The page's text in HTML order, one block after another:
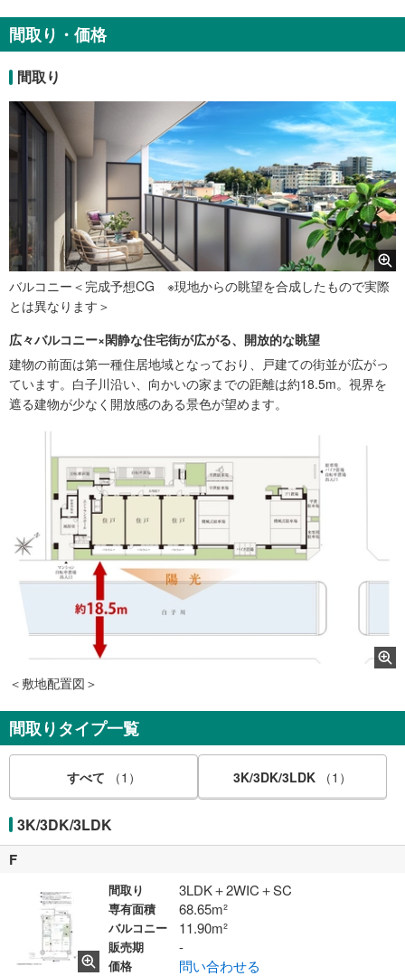
間取り・価格
間取り
バルコニー＜完成予想CG ※現地からの眺望を合成したもので実際
とは異なります＞
広々バルコニー×閑静な住宅街が広がる、開放的な眺望
建物の前面は第一種住居地域となっており、戸建ての街並が広がっ
ています。白子川沿い、向かいの家までの距離は約18.5m。視界を
遮る建物が少なく開放感のある景色が望めます。
＜敷地配置図＞
間取りタイプ一覧
すべて （1） 3K/3DK/3LDK （1）
3K/3DK/3LDK
F
間取り 3LDK＋2WIC＋SC
専有面積 68.65m²
バルコニー 11.90m²
販売期 -
価格 問い合わせる